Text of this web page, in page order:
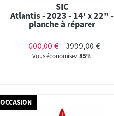
SIC
Atlantis - 2023 - 14' x 22" -
planche à réparer
600,00 €
3999,00 €
Vous économisez85%
OCCASION